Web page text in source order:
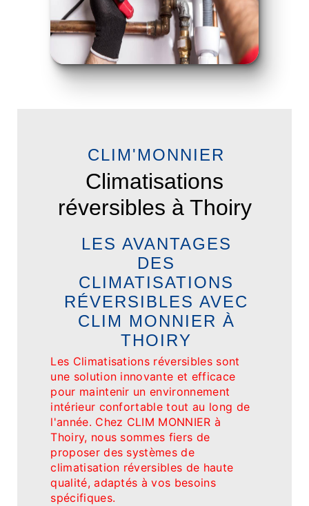
CLIM'MONNIER
Climatisations
réversibles à Thoiry
LES AVANTAGES
DES
CLIMATISATIONS
RÉVERSIBLES AVEC
CLIM MONNIER À
THOIRY
Les Climatisations réversibles sont
une solution innovante et efficace
pour maintenir un environnement
intérieur confortable tout au long de
l'année. Chez CLIM MONNIER à
Thoiry, nous sommes fiers de
proposer des systèmes de
climatisation réversibles de haute
qualité, adaptés à vos besoins
spécifiques.